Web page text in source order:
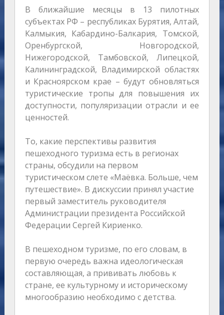
В ближайшие месяцы в 13 пилотных
субъектах РФ – республиках Бурятия, Алтай,
Калмыкия, Кабардино-Балкария, Томской,
Оренбургской, Новгородской,
Нижегородской, Тамбовской, Липецкой,
Калининградской, Владимирской областях
и Красноярском крае – будут обновляться
туристические тропы для повышения их
доступности, популяризации отрасли и ее
ценностей.
То, какие перспективы развития
пешеходного туризма есть в регионах
страны, обсудили на первом
туристическом слете «Маёвка. Больше, чем
путешествие». В дискуссии принял участие
первый заместитель руководителя
Администрации президента Российской
Федерации Сергей Кириенко.
В пешеходном туризме, по его словам, в
первую очередь важна идеологическая
составляющая, а прививать любовь к
стране, ее культурному и историческому
многообразию необходимо с детства.